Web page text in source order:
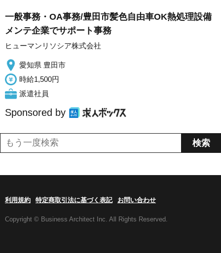
一般事務・OA事務/豊田市髪色自由車OK熱処理設備
メンテ企業でサポート事務
ヒューマンリソシア株式会社
愛知県 豊田市
時給1,500円
派遣社員
Sponsored by
利用規約 特定商取引法に基づく表記 お問い合わせ
Copyright © Business Architect Inc. All Rights Reserved.